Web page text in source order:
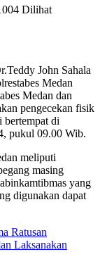
Dilihat
John Sahala
Medan
Medan dan
pengecekan fisik
bertempat di
pukul 09.00 Wib.
meliputi
masing
yang
digunakan dapat
Ratusan
Laksanakan